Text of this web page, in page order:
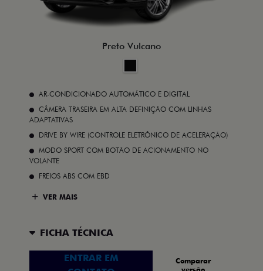
Preto Vulcano
AR-CONDICIONADO AUTOMÁTICO E DIGITAL
CÂMERA TRASEIRA EM ALTA DEFINIÇÃO COM LINHAS
ADAPTATIVAS
DRIVE BY WIRE (CONTROLE ELETRÔNICO DE ACELERAÇÃO)
MODO SPORT COM BOTÃO DE ACIONAMENTO NO
VOLANTE
FREIOS ABS COM EBD
VER MAIS
FICHA TÉCNICA
ENTRAR EM
Comparar